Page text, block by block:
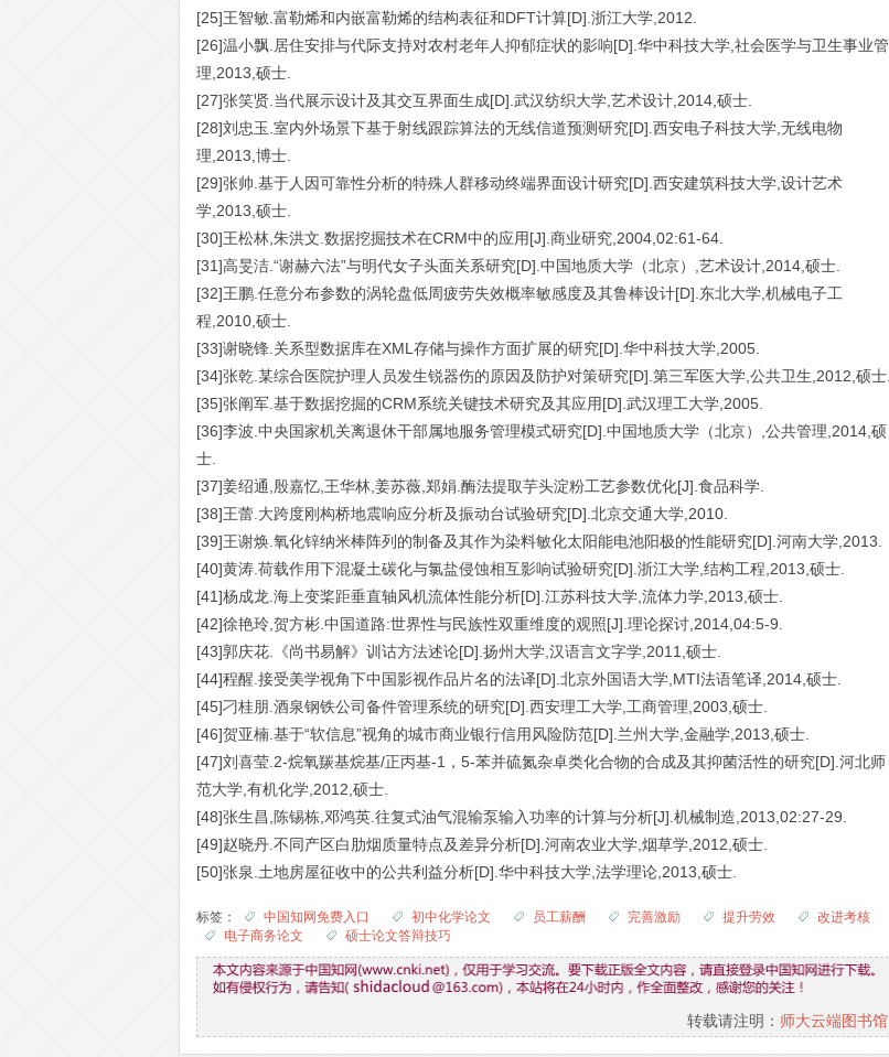
[25]王智敏.富勒烯和内嵌富勒烯的结构表征和DFT计算[D].浙江大学,2012.
[26]温小飘.居住安排与代际支持对农村老年人抑郁症状的影响[D].华中科技大学,社会医学与卫生事业管
理,2013,硕士.
[27]张笑贤.当代展示设计及其交互界面生成[D].武汉纺织大学,艺术设计,2014,硕士.
[28]刘忠玉.室内外场景下基于射线跟踪算法的无线信道预测研究[D].西安电子科技大学,无线电物
理,2013,博士.
[29]张帅.基于人因可靠性分析的特殊人群移动终端界面设计研究[D].西安建筑科技大学,设计艺术
学,2013,硕士.
[30]王松林,朱洪文.数据挖掘技术在CRM中的应用[J].商业研究,2004,02:61-64.
[31]高旻洁.“谢赫六法”与明代女子头面关系研究[D].中国地质大学（北京）,艺术设计,2014,硕士.
[32]王鹏.任意分布参数的涡轮盘低周疲劳失效概率敏感度及其鲁棒设计[D].东北大学,机械电子工
程,2010,硕士.
[33]谢晓锋.关系型数据库在XML存储与操作方面扩展的研究[D].华中科技大学,2005.
[34]张乾.某综合医院护理人员发生锐器伤的原因及防护对策研究[D].第三军医大学,公共卫生,2012,硕士.
[35]张阐军.基于数据挖掘的CRM系统关键技术研究及其应用[D].武汉理工大学,2005.
[36]李波.中央国家机关离退休干部属地服务管理模式研究[D].中国地质大学（北京）,公共管理,2014,硕
士.
[37]姜绍通,殷嘉忆,王华林,姜苏薇,郑娟.酶法提取芋头淀粉工艺参数优化[J].食品科学.
[38]王蕾.大跨度刚构桥地震响应分析及振动台试验研究[D].北京交通大学,2010.
[39]王谢焕.氧化锌纳米棒阵列的制备及其作为染料敏化太阳能电池阳极的性能研究[D].河南大学,2013.
[40]黄涛.荷载作用下混凝土碳化与氯盐侵蚀相互影响试验研究[D].浙江大学,结构工程,2013,硕士.
[41]杨成龙.海上变桨距垂直轴风机流体性能分析[D].江苏科技大学,流体力学,2013,硕士.
[42]徐艳玲,贺方彬.中国道路:世界性与民族性双重维度的观照[J].理论探讨,2014,04:5-9.
[43]郭庆花.《尚书易解》训诂方法述论[D].扬州大学,汉语言文字学,2011,硕士.
[44]程醒.接受美学视角下中国影视作品片名的法译[D].北京外国语大学,MTI法语笔译,2014,硕士.
[45]刁桂朋.酒泉钢铁公司备件管理系统的研究[D].西安理工大学,工商管理,2003,硕士.
[46]贺亚楠.基于“软信息”视角的城市商业银行信用风险防范[D].兰州大学,金融学,2013,硕士.
[47]刘喜莹.2-烷氧羰基烷基/正丙基-1，5-苯并硫氮杂卓类化合物的合成及其抑菌活性的研究[D].河北师
范大学,有机化学,2012,硕士.
[48]张生昌,陈锡栋,邓鸿英.往复式油气混输泵输入功率的计算与分析[J].机械制造,2013,02:27-29.
[49]赵晓丹.不同产区白肋烟质量特点及差异分析[D].河南农业大学,烟草学,2012,硕士.
[50]张泉.土地房屋征收中的公共利益分析[D].华中科技大学,法学理论,2013,硕士.
标签： 中国知网免费入口 初中化学论文 员工薪酬 完善激励 提升劳效
改进考核
电子商务论文
硕士论文答辩技巧
转载请注明： 师大云端图书馆